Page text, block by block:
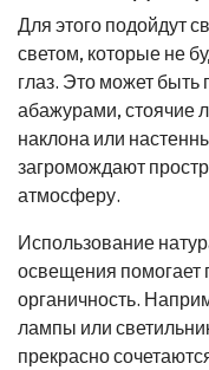
Для этого подойдут
светом, которые не
глаз. Это может
абажурами, стоячие
наклона или
загромождают
атмосферу.
Использование
освещения помогает
органичность.
лампы или
прекрасно